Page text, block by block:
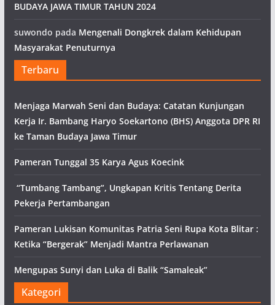
BUDAYA JAWA TIMUR TAHUN 2024
suwondo pada Mengenali Dongkrek dalam Kehidupan
Masyarakat Penuturnya
Terbaru
Menjaga Marwah Seni dan Budaya: Catatan Kunjungan
Kerja Ir. Bambang Haryo Soekartono (BHS) Anggota DPR RI
ke Taman Budaya Jawa Timur
Pameran Tunggal 35 Karya Agus Koecink
“Tumbang Tambang”, Ungkapan Kritis Tentang Derita
Pekerja Pertambangan
Pameran Lukisan Komunitas Patria Seni Rupa Kota Blitar :
Ketika “Bergerak” Menjadi Mantra Perlawanan
Mengupas Sunyi dan Luka di Balik “Samaleak”
Kategori